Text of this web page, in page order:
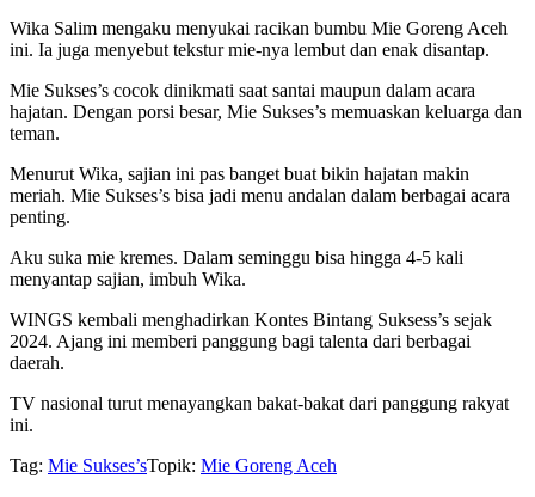
Wika Salim mengaku menyukai racikan bumbu Mie Goreng Aceh
ini. Ia juga menyebut tekstur mie-nya lembut dan enak disantap.
Mie Sukses’s cocok dinikmati saat santai maupun dalam acara
hajatan. Dengan porsi besar, Mie Sukses’s memuaskan keluarga dan
teman.
Menurut Wika, sajian ini pas banget buat bikin hajatan makin
meriah. Mie Sukses’s bisa jadi menu andalan dalam berbagai acara
penting.
Aku suka mie kremes. Dalam seminggu bisa hingga 4-5 kali
menyantap sajian, imbuh Wika.
WINGS kembali menghadirkan Kontes Bintang Suksess’s sejak
2024. Ajang ini memberi panggung bagi talenta dari berbagai
daerah.
TV nasional turut menayangkan bakat-bakat dari panggung rakyat
ini.
Tag: Mie Sukses’sTopik: Mie Goreng Aceh